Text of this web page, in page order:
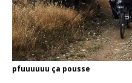
pfuuuuuu ça pousse